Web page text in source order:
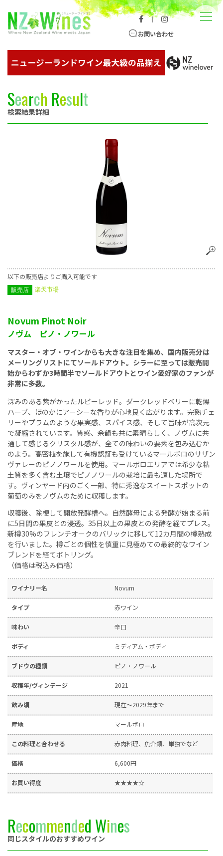
ニュージーランドワイン総合サイト
｜
お問い合わせ
メニュー
Search Result
検索結果詳細
以下の販売店よりご購入可能です
販売店
楽天市場
Novum Pinot Noir
ノヴム ピノ・ノワール
マスター・オブ・ワインからも大きな注目を集め、国内販売分は
メーリングリストにてソールドアウト。シラーに至っては販売開
始からわずか3時間半でソールドアウトとワイン愛好家のファンが
非常に多数。
深みのある紫がかったルビーレッド。ダークレッドベリーに乾燥
ハーブ、ほのかにアーシーな香りが心地良く広がります。完熟チェ
リーやプラムのような果実感、スパイス感、そして旨味が高次元
で凝縮されています。質感、余韻も共に素晴らしく、ノヴムに共
通して感じるクリスタル感が、全ての味わいの要素を包み込むか
のよう。高密植を施して有機認証も受けているマールボロのサザン
ヴァレーのピノノワールを使用。マールボロエリアでは希少な粘
土質を多く含む土壌でピノノワールの栽培に最も適した場所で
す。ヴィンヤード内のごく一部、特に秀逸なスイートスポットの
葡萄のみをノヴムのために収穫します。
収穫後、除梗して開放発酵槽へ。自然酵母による発酵が始まる前
に5日間の果皮との浸透。35日以上の果皮との発酵を経てプレス。
新樽30%のフレンチオークのバリックに移して12カ月間の樽熟成
を行いました。樽ごとの個性を慎重に見極めての最終的なワイン
ブレンドを経てボトリング。
（価格は税込み価格）
ワイナリー名 Novum
タイプ 赤ワイン
味わい 辛口
ボディ ミディアム・ボディ
ブドウの種類 ピノ・ノワール
収穫年/ヴィンテージ 2021
飲み頃 現在～2029年まで
産地 マールボロ
この料理と合わせる 赤肉料理、魚介類、単独でなど
価格 6,600円
お買い得度 ★★★★☆
Recommended Wines
同じスタイルのおすすめワイン